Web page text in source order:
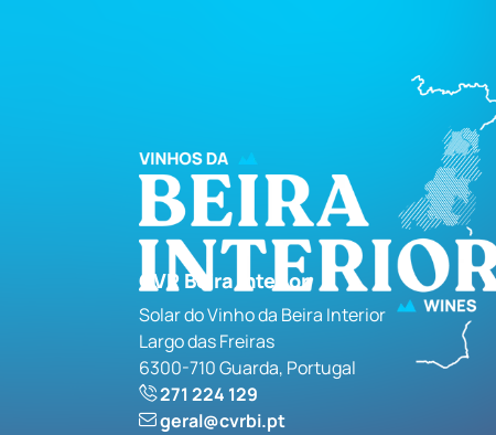
CVR Beira Interior
Solar do Vinho da Beira Interior
Largo das Freiras
6300-710 Guarda, Portugal
271 224 129
geral@cvrbi.pt